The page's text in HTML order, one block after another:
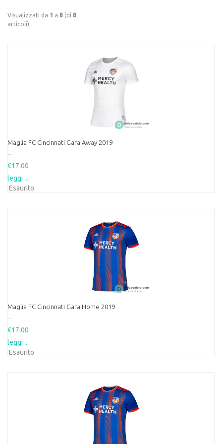
Visualizzati da 1 a 8 (di 8
articoli)
Maglia FC Cincinnati Gara Away 2019
€17.00
leggi ...
Esaurito
Maglia FC Cincinnati Gara Home 2019
€17.00
leggi ...
Esaurito